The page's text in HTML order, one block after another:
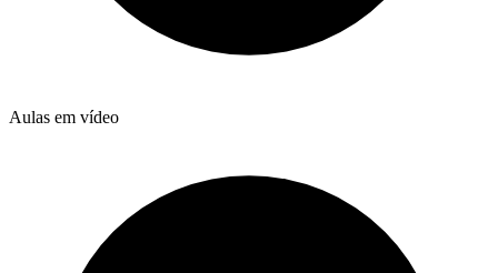
Aulas em vídeo